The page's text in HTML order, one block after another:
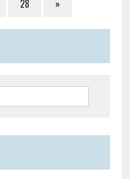
28 »